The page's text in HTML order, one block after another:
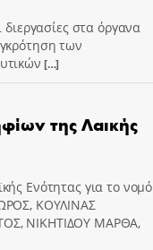
διεργασίες στα όργανα
των
[…]
της Λαικής
Ενότητας για το νομό
ΚΟΥΛΙΝΑΣ
ΝΙΚΗΤΙΔΟΥ ΜΑΡΘΑ,